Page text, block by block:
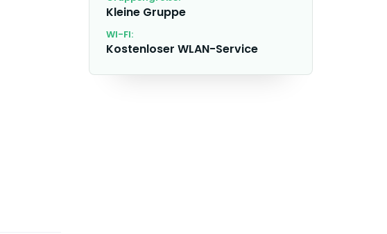
Kleine Gruppe
WI-FI:
Kostenloser WLAN-Service